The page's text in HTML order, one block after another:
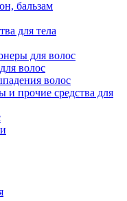
бальзам
для тела
для волос
волос
волос
и прочие средства для